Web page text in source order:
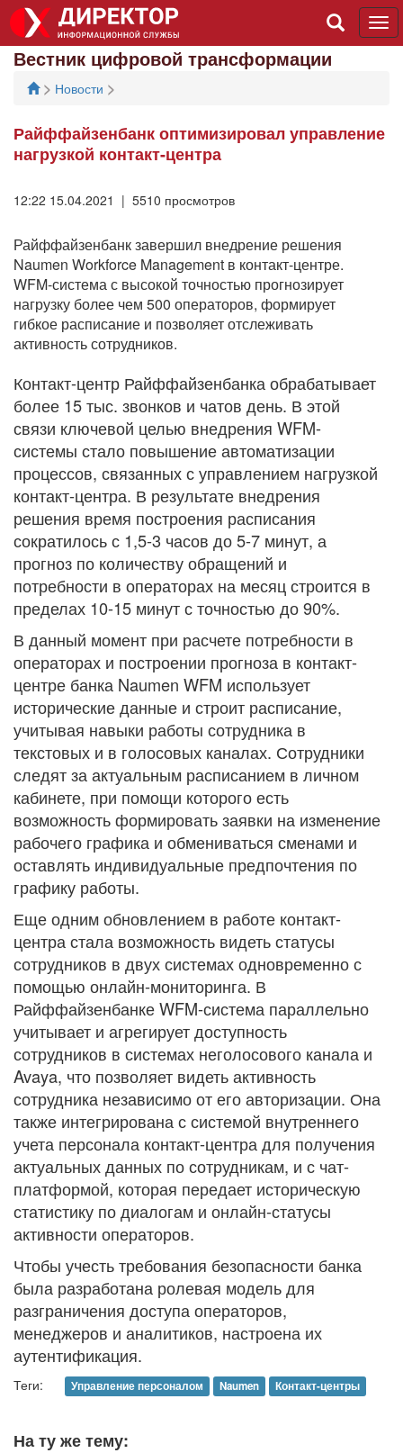
Вестник цифровой трансформации
> Новости >
Райффайзенбанк оптимизировал управление
нагрузкой контакт-центра
12:22 15.04.2021 | 5510 просмотров
Райффайзенбанк завершил внедрение решения
Naumen Workforce Management в контакт-центре.
WFM-система с высокой точностью прогнозирует
нагрузку более чем 500 операторов, формирует
гибкое расписание и позволяет отслеживать
активность сотрудников.
Контакт-центр Райффайзенбанка обрабатывает
более 15 тыс. звонков и чатов день. В этой
связи ключевой целью внедрения WFM-
системы стало повышение автоматизации
процессов, связанных с управлением нагрузкой
контакт-центра. В результате внедрения
решения время построения расписания
сократилось с 1,5-3 часов до 5-7 минут, а
прогноз по количеству обращений и
потребности в операторах на месяц строится в
пределах 10-15 минут с точностью до 90%.
В данный момент при расчете потребности в
операторах и построении прогноза в контакт-
центре банка Naumen WFM использует
исторические данные и строит расписание,
учитывая навыки работы сотрудника в
текстовых и в голосовых каналах. Сотрудники
следят за актуальным расписанием в личном
кабинете, при помощи которого есть
возможность формировать заявки на изменение
рабочего графика и обмениваться сменами и
оставлять индивидуальные предпочтения по
графику работы.
Еще одним обновлением в работе контакт-
центра стала возможность видеть статусы
сотрудников в двух системах одновременно с
помощью онлайн-мониторинга. В
Райффайзенбанке WFM-система параллельно
учитывает и агрегирует доступность
сотрудников в системах неголосового канала и
Avaya, что позволяет видеть активность
сотрудника независимо от его авторизации. Она
также интегрирована с системой внутреннего
учета персонала контакт-центра для получения
актуальных данных по сотрудникам, и с чат-
платформой, которая передает историческую
статистику по диалогам и онлайн-статусы
активности операторов.
Чтобы учесть требования безопасности банка
была разработана ролевая модель для
разграничения доступа операторов,
менеджеров и аналитиков, настроена их
аутентификация.
Теги: Управление персоналом Naumen Контакт-центры
На ту же тему: